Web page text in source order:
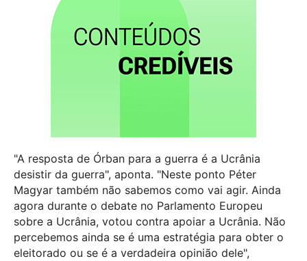
"A resposta de Órban para a guerra é a Ucrânia
desistir da guerra", aponta. "Neste ponto Péter
Magyar também não sabemos como vai agir. Ainda
agora durante o debate no Parlamento Europeu
sobre a Ucrânia, votou contra apoiar a Ucrânia. Não
percebemos ainda se é uma estratégia para obter o
eleitorado ou se é a verdadeira opinião dele",